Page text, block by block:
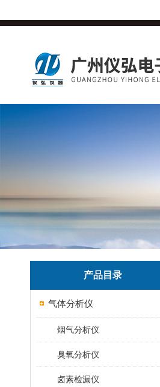
产品目录
气体分析仪
烟气分析仪
臭氧分析仪
卤素检漏仪